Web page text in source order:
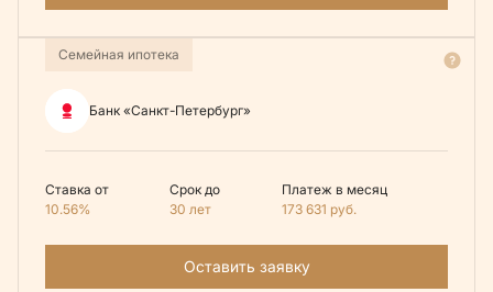
Семейная ипотека
Банк «Санкт-Петербург»
Ставка от
10.56%
Срок до
30 лет
Платеж в месяц
173 631 руб.
Оставить заявку